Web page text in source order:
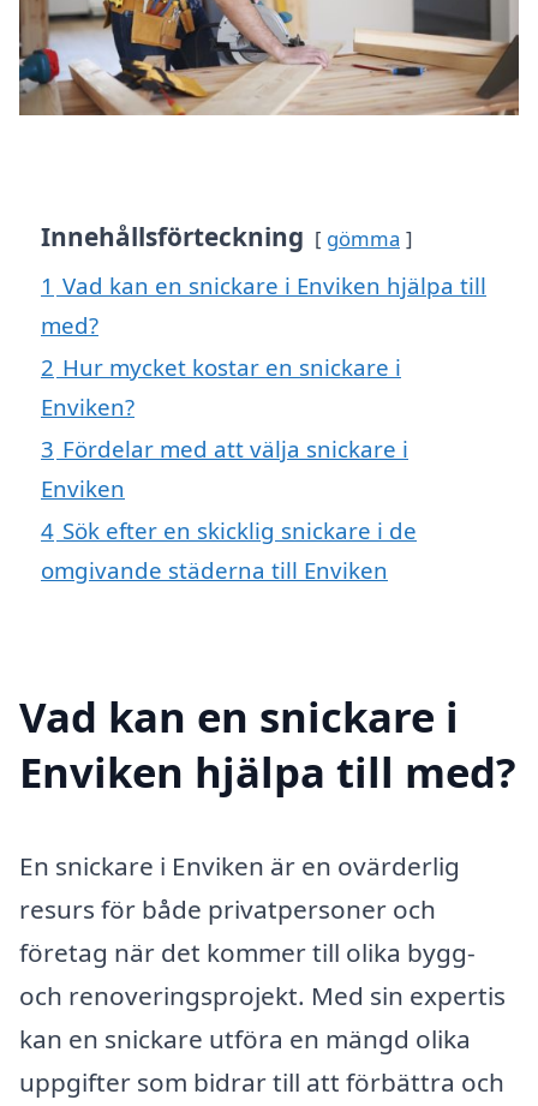
Innehållsförteckning gömma
1 Vad kan en snickare i Enviken hjälpa till
med?
2 Hur mycket kostar en snickare i
Enviken?
3 Fördelar med att välja snickare i
Enviken
4 Sök efter en skicklig snickare i de
omgivande städerna till Enviken
Vad kan en snickare i
Enviken hjälpa till med?
En snickare i Enviken är en ovärderlig
resurs för både privatpersoner och
företag när det kommer till olika bygg-
och renoveringsprojekt. Med sin expertis
kan en snickare utföra en mängd olika
uppgifter som bidrar till att förbättra och